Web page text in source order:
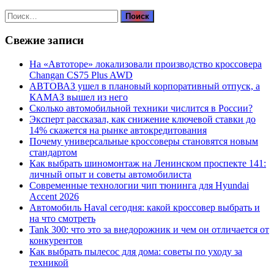
Найти:
Свежие записи
На «Автоторе» локализовали производство кроссовера
Changan CS75 Plus AWD
АВТОВАЗ ушел в плановый корпоративный отпуск, а
КАМАЗ вышел из него
Сколько автомобильной техники числится в России?
Эксперт рассказал, как снижение ключевой ставки до
14% скажется на рынке автокредитования
Почему универсальные кроссоверы становятся новым
стандартом
Как выбрать шиномонтаж на Ленинском проспекте 141:
личный опыт и советы автомобилиста
Современные технологии чип тюнинга для Hyundai
Accent 2026
Автомобиль Haval сегодня: какой кроссовер выбрать и
на что смотреть
Tank 300: что это за внедорожник и чем он отличается от
конкурентов
Как выбрать пылесос для дома: советы по уходу за
техникой